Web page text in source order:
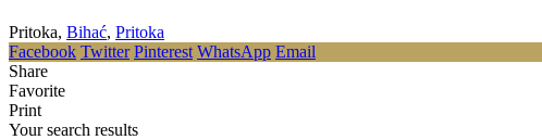
Pritoka, Bihać, Pritoka
Facebook Twitter Pinterest WhatsApp Email
Share
Favorite
Print
Your search results